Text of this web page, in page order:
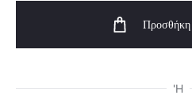
Ice
Προσθήκη